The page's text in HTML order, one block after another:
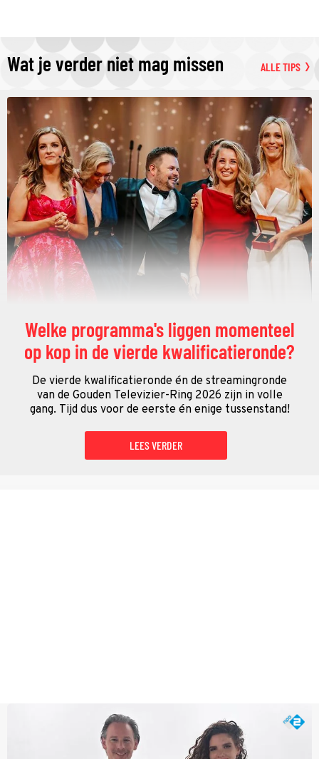
Wat je verder niet mag missen ALLE TIPS
Welke programma's liggen momenteel
op kop in de vierde kwalificatieronde?
De vierde kwalificatieronde én de streamingronde
van de Gouden Televizier-Ring 2026 zijn in volle
gang. Tijd dus voor de eerste én enige tussenstand!
LEES VERDER